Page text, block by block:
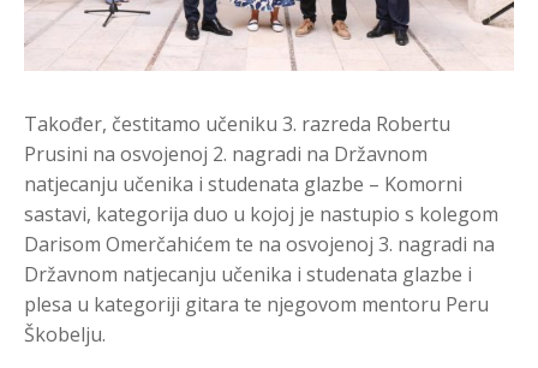
Također, čestitamo učeniku 3. razreda Robertu
Prusini na osvojenoj 2. nagradi na Državnom
natjecanju učenika i studenata glazbe – Komorni
sastavi, kategorija duo u kojoj je nastupio s kolegom
Darisom Omerčahićem te na osvojenoj 3. nagradi na
Državnom natjecanju učenika i studenata glazbe i
plesa u kategoriji gitara te njegovom mentoru Peru
Škobelju.